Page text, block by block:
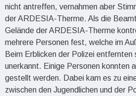
nicht antreffen, vernahmen aber
der ARDESIA-Therme. Als die
Gelände der ARDESIA-Therme
mehrere Personen fest, welche im
Beim Erblicken der Polizei entfernten
unerkannt. Einige Personen konnten
gestellt werden. Dabei kam es zu
zwischen den Jugendlichen und der